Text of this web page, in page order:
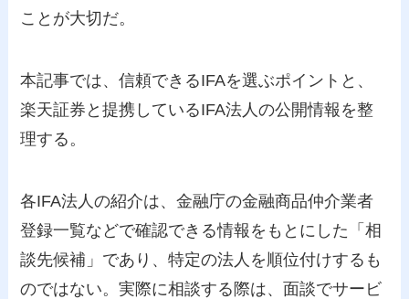
ことが大切だ。
本記事では、信頼できるIFAを選ぶポイントと、
楽天証券と提携しているIFA法人の公開情報を整
理する。
各IFA法人の紹介は、金融庁の金融商品仲介業者
登録一覧などで確認できる情報をもとにした「相
談先候補」であり、特定の法人を順位付けするも
のではない。実際に相談する際は、面談でサービ